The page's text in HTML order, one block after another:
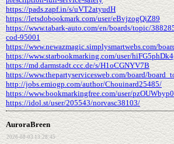
https://pads.zapf.in/s/uVT2atyudH
https://letsdobookmark.com/user/eBvjzogQiZ89
https://www.tabark-auto.com/en/boards/topic/
cod-95001
https://www.newazmagic.simplysmartwebs.com/
https://www.starbookmarking.com/user/
https://md.darmstadt.ccc.de/s/H1oCGNYV7B
https://www.thepartyservicesweb.com/board/
http://jobs.emiogp.com/author/Chouinard25485/
https://www.bookmarkingfree.com/user/
https://idol.st/user/205543/norvasc38103/
AuroraBreen
2026-08-03 13:28:45